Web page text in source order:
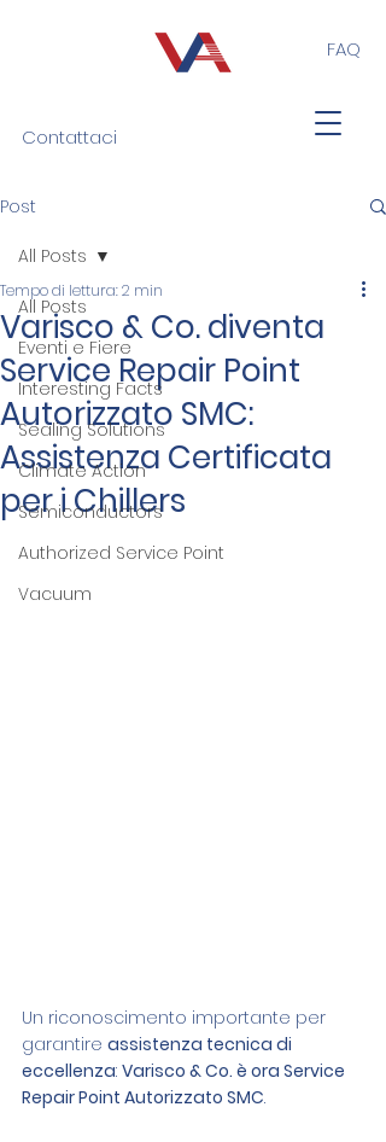
Contattaci
FAQ
Post
All Posts
Eventi e Fiere
Interesting Facts
Sealing Solutions
Climate Action
Semiconductors
Authorized Service Point
Vacuum
All Posts
Varisco & Co. diventa
Service Repair Point
Autorizzato SMC:
Assistenza Certificata
per i Chillers
Tempo di lettura: 2 min
Un riconoscimento importante per
garantire assistenza tecnica di
eccellenza: Varisco & Co. è ora Service
Repair Point Autorizzato SMC.